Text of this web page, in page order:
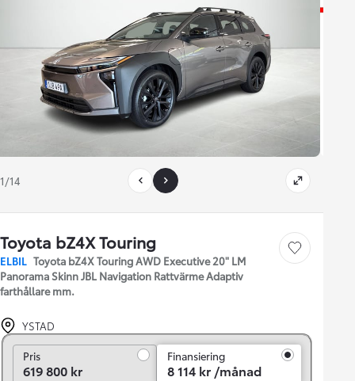
1/14
Toyota bZ4X Touring
ELBIL Toyota bZ4X Touring AWD Executive 20" LM
Panorama Skinn JBL Navigation Rattvärme Adaptiv
farthållare mm.
Save car
YSTAD
PrisPris
619 800 kr
Finansiering
8 114 kr /månad